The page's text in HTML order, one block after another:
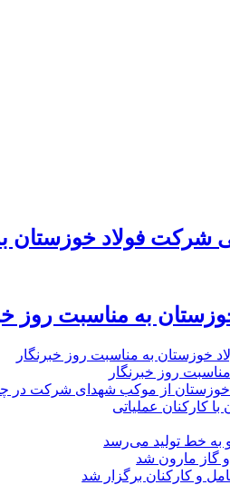
فولاد خوزستان
به مناسبت روز
خوزستان به مناسبت روز خبرنگار
روز خبرنگار
خوزستان از موکب شهدای شرکت در
کارکنان عملیاتی
به خط تولید می‌رسد
گاز مارون شد
و کارکنان برگزار شد